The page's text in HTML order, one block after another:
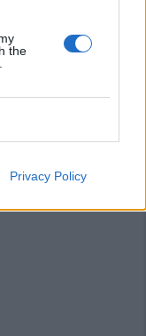
the
Privacy Policy